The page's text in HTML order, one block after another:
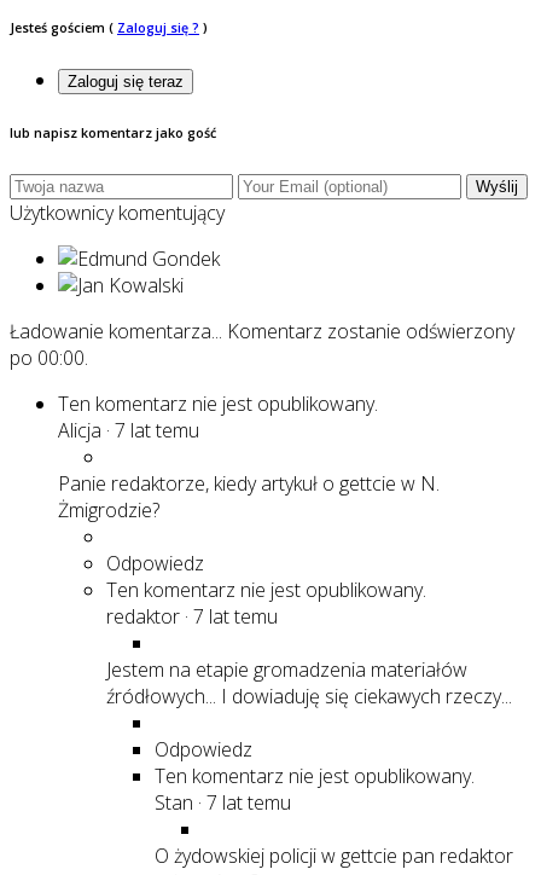
Jesteś gościem ( Zaloguj się ? )
Zaloguj się teraz
lub napisz komentarz jako gość
Wyślij
Użytkownicy komentujący
Ładowanie komentarza... Komentarz zostanie odświerzony
po 00:00.
Ten komentarz nie jest opublikowany.
Alicja · 7 lat temu
Panie redaktorze, kiedy artykuł o gettcie w N.
Żmigrodzie?
Odpowiedz
Ten komentarz nie jest opublikowany.
redaktor · 7 lat temu
Jestem na etapie gromadzenia materiałów
źródłowych... I dowiaduję się ciekawych rzeczy...
Odpowiedz
Ten komentarz nie jest opublikowany.
Stan · 7 lat temu
O żydowskiej policji w gettcie pan redaktor